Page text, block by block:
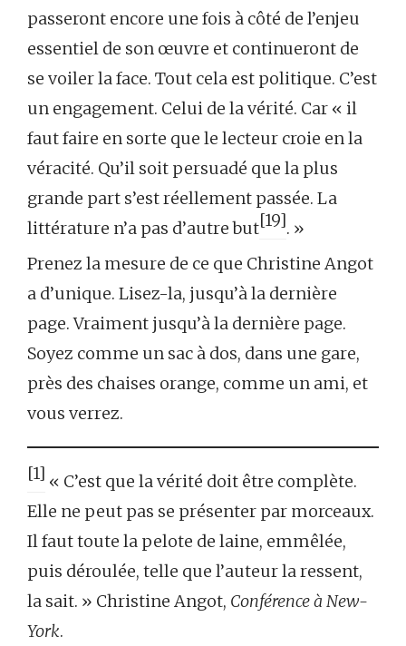
passeront encore une fois à côté de l’enjeu
essentiel de son œuvre et continueront de
se voiler la face. Tout cela est politique. C’est
un engagement. Celui de la vérité. Car « il
faut faire en sorte que le lecteur croie en la
véracité. Qu’il soit persuadé que la plus
grande part s’est réellement passée. La
littérature n’a pas d’autre but[19]. »
Prenez la mesure de ce que Christine Angot
a d’unique. Lisez-la, jusqu’à la dernière
page. Vraiment jusqu’à la dernière page.
Soyez comme un sac à dos, dans une gare,
près des chaises orange, comme un ami, et
vous verrez.
[1] « C’est que la vérité doit être complète.
Elle ne peut pas se présenter par morceaux.
Il faut toute la pelote de laine, emmêlée,
puis déroulée, telle que l’auteur la ressent,
la sait. » Christine Angot, Conférence à New-
York.